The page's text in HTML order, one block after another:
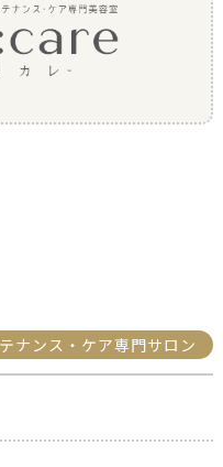
ナンス・ケア専門サロン